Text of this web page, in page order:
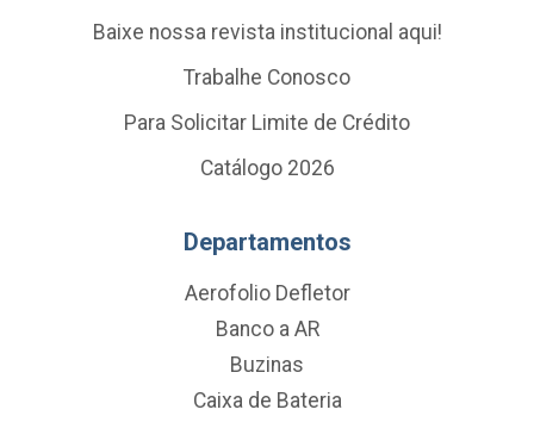
Baixe nossa revista institucional aqui!
Trabalhe Conosco
Para Solicitar Limite de Crédito
Catálogo 2026
Departamentos
Aerofolio Defletor
Banco a AR
Buzinas
Caixa de Bateria